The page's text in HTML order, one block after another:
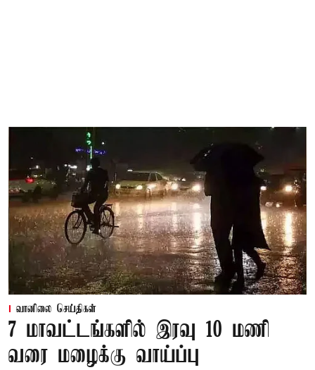
வானிலை செய்திகள்
7 மாவட்டங்களில் இரவு 10 மணி
வரை மழைக்கு வாய்ப்பு